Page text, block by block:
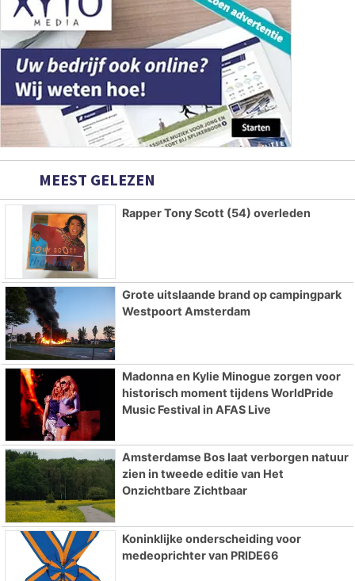
MEEST GELEZEN
Rapper Tony Scott (54) overleden
Grote uitslaande brand op campingpark
Westpoort Amsterdam
Madonna en Kylie Minogue zorgen voor
historisch moment tijdens WorldPride
Music Festival in AFAS Live
Amsterdamse Bos laat verborgen natuur
zien in tweede editie van Het
Onzichtbare Zichtbaar
Koninklijke onderscheiding voor
medeoprichter van PRIDE66